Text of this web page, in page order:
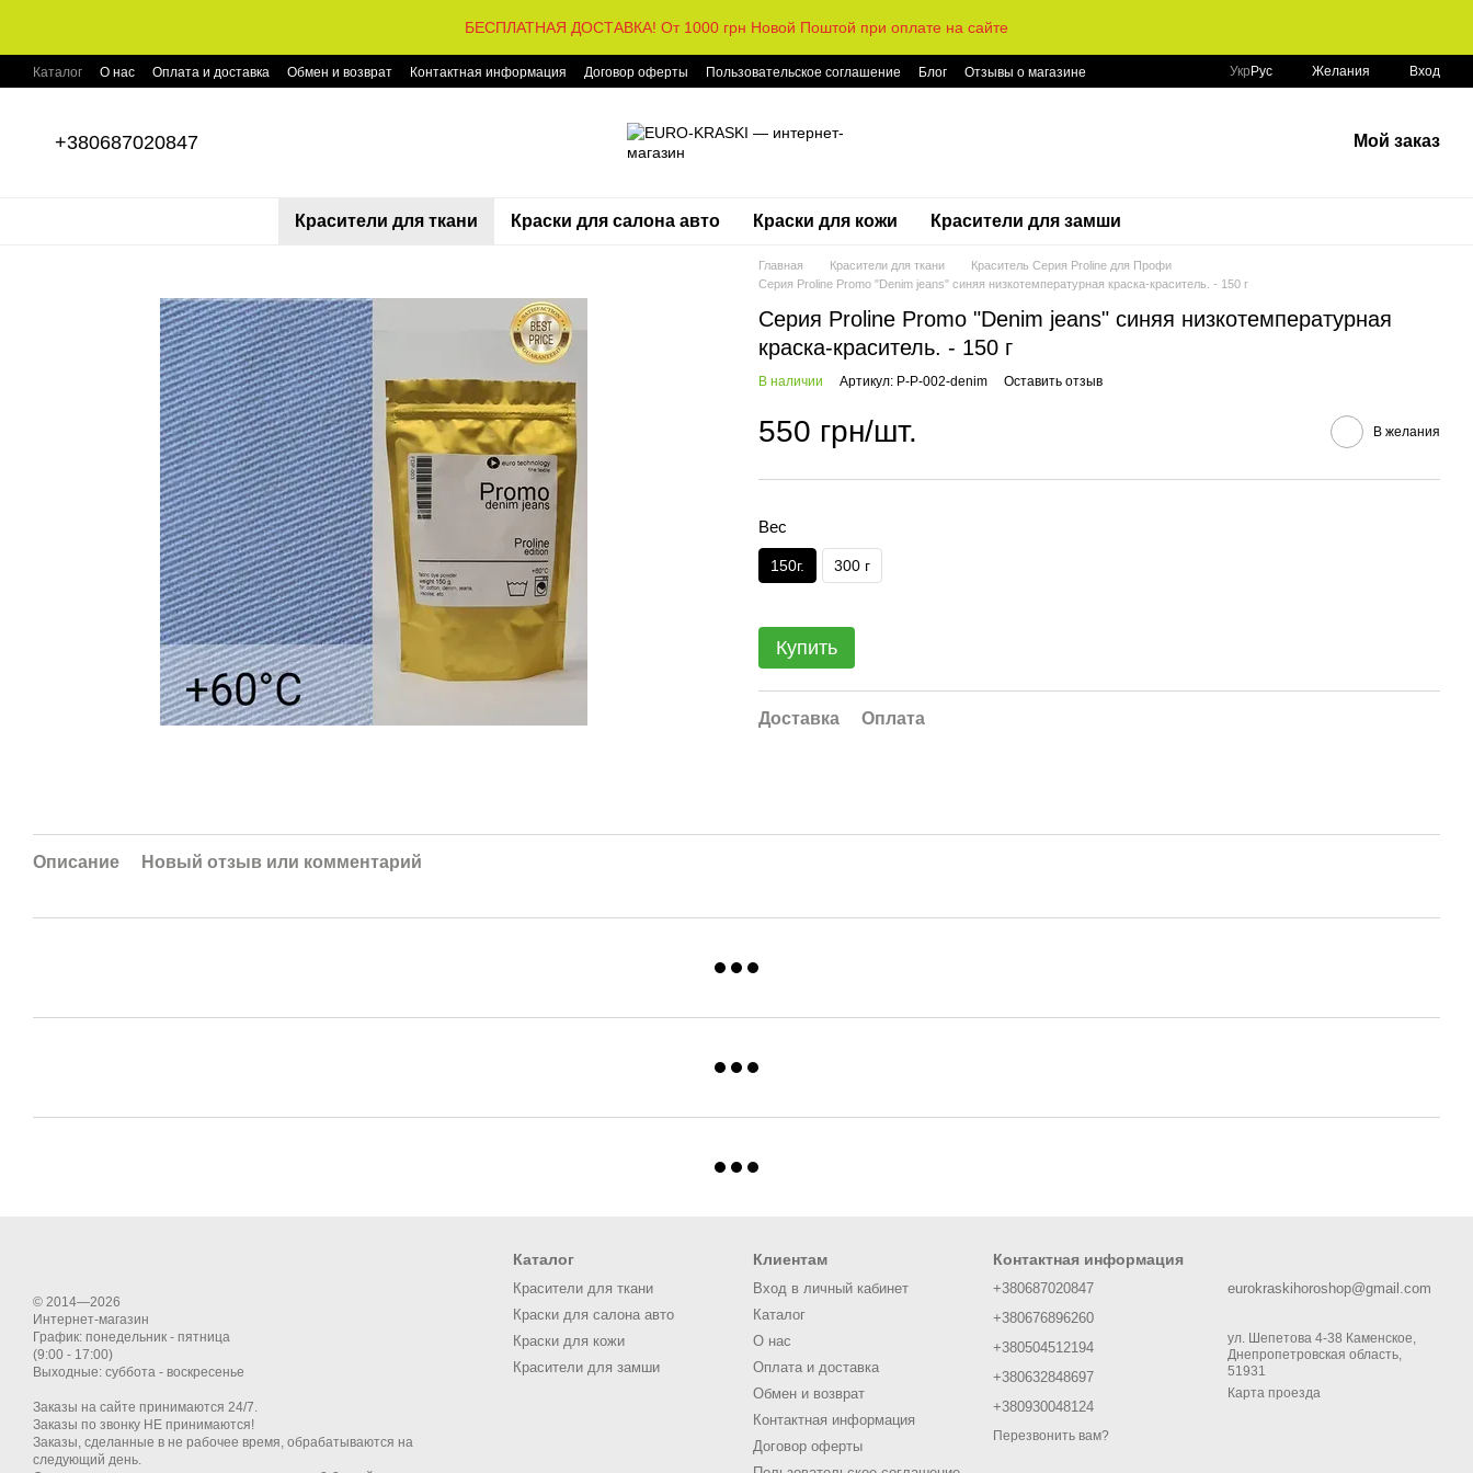
БЕСПЛАТНАЯ ДОСТАВКА! От 1000 грн Новой Поштой при оплате на сайте
Каталог О нас Оплата и доставка Обмен и возврат Контактная информация Договор оферты Пользовательское соглашение Блог Отзывы о магазине Укр Рус Желания Вход
+380687020847 Мой заказ
Красители для ткани Краски для салона авто Краски для кожи Красители для замши
Главная Красители для ткани
Краситель Серия Proline для Профи
Серия Proline Promo "Denim jeans" синяя низкотемпературная краска-краситель. - 150 г
Серия Proline Promo "Denim jeans" синяя низкотемпературная
краска-краситель. - 150 г
В наличии Артикул: P-P-002-denim Оставить отзыв
550 грн/шт. В желания
Вес
150г. 300 г
Купить
Доставка Оплата
Описание Новый отзыв или комментарий
© 2014—2026
Интернет-магазин
График: понедельник - пятница
(9:00 - 17:00)
Выходные: суббота - воскресенье
Заказы на сайте принимаются 24/7.
Заказы по звонку НЕ принимаются!
Заказы, сделанные в не рабочее время, обрабатываются на
следующий день.
Каталог
Красители для ткани
Краски для салона авто
Краски для кожи
Красители для замши
Клиентам
Вход в личный кабинет
Каталог
О нас
Оплата и доставка
Обмен и возврат
Контактная информация
Договор оферты
Контактная информация
+380687020847
+380676896260
+380504512194
+380632848697
+380930048124
Перезвонить вам?
eurokraskihoroshop@gmail.com
ул. Шепетова 4-38 Каменское,
Днепропетровская область,
51931
Карта проезда